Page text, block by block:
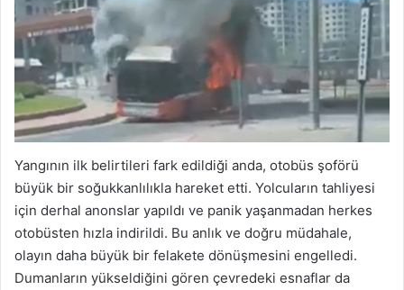
Yangının ilk belirtileri fark edildiği anda, otobüs şoförü
büyük bir soğukkanlılıkla hareket etti. Yolcuların tahliyesi
için derhal anonslar yapıldı ve panik yaşanmadan herkes
otobüsten hızla indirildi. Bu anlık ve doğru müdahale,
olayın daha büyük bir felakete dönüşmesini engelledi.
Dumanların yükseldiğini gören çevredeki esnaflar da